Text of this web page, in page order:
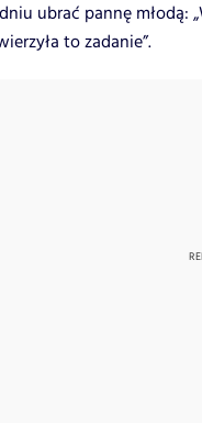
ubrać pannę młodą:
to zadanie”.